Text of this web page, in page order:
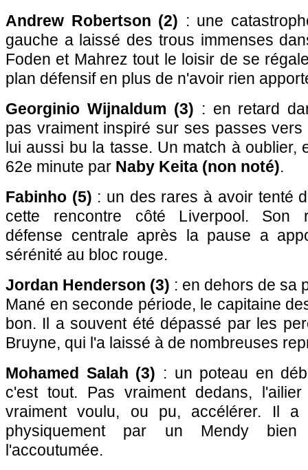
Andrew Robertson (2) : une
gauche a laissé des trous immenses
Foden et Mahrez tout le loisir de se
plan défensif en plus de n'avoir rien
Georginio Wijnaldum (3) : en retard
pas vraiment inspiré sur ses passes
lui aussi bu la tasse. Un match à oublier,
62e minute par Naby Keita (non noté).
Fabinho (5) : un des rares à avoir tenté
cette rencontre côté Liverpool. Son
défense centrale après la pause a
sérénité au bloc rouge.
Jordan Henderson (3) : en dehors de sa
Mané en seconde période, le capitaine
bon. Il a souvent été dépassé par les
Bruyne, qui l'a laissé à de nombreuses
Mohamed Salah (3) : un poteau en
c'est tout. Pas vraiment dedans,
vraiment voulu, ou pu, accélérer. Il a
physiquement par un Mendy
l'accoutumée.